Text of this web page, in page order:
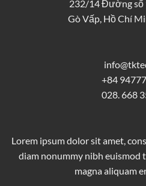
232/14 Đường số
Gò Vấp, Hồ Chí
+84
028. 668
Lorem ipsum dolor sit amet,
diam nonummy nibh
magna aliquam